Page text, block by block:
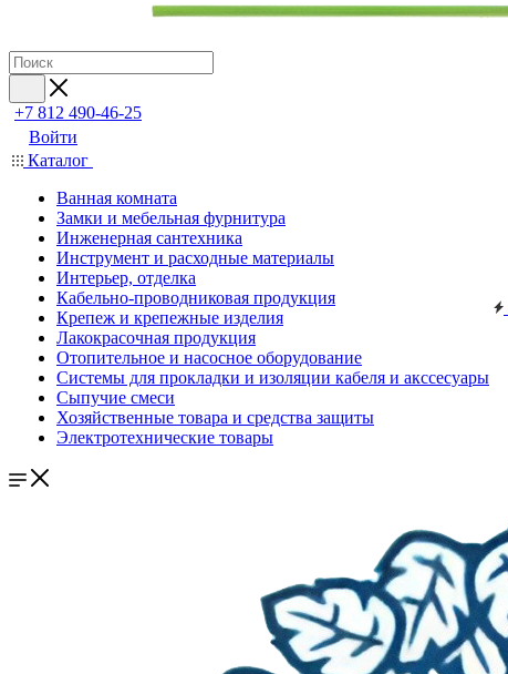
+7 812 490-46-25
Войти
Каталог
Ванная комната
Замки и мебельная фурнитура
Инженерная сантехника
Инструмент и расходные материалы
Интерьер, отделка
Кабельно-проводниковая продукция
Крепеж и крепежные изделия
Лакокрасочная продукция
Отопительное и насосное оборудование
Системы для прокладки и изоляции кабеля и акссесуары
Сыпучие смеси
Хозяйственные товара и средства защиты
Электротехнические товары